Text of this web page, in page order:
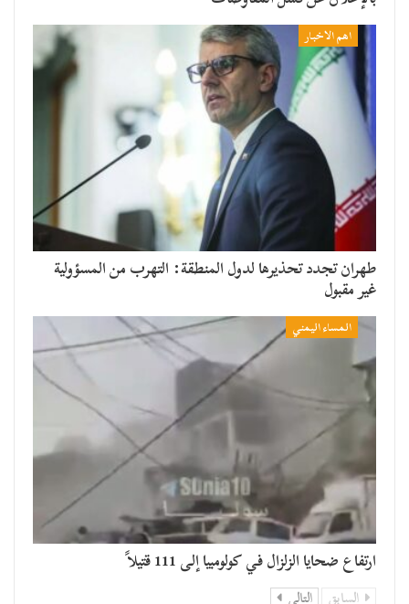
اهم الاخبار
طهران تجدد تحذيرها لدول المنطقة: التهرب من المسؤولية
غير مقبول
المساء اليمني
ارتفاع ضحايا الزلزال في كولومبيا إلى 111 قتيلاً
السابق التالي